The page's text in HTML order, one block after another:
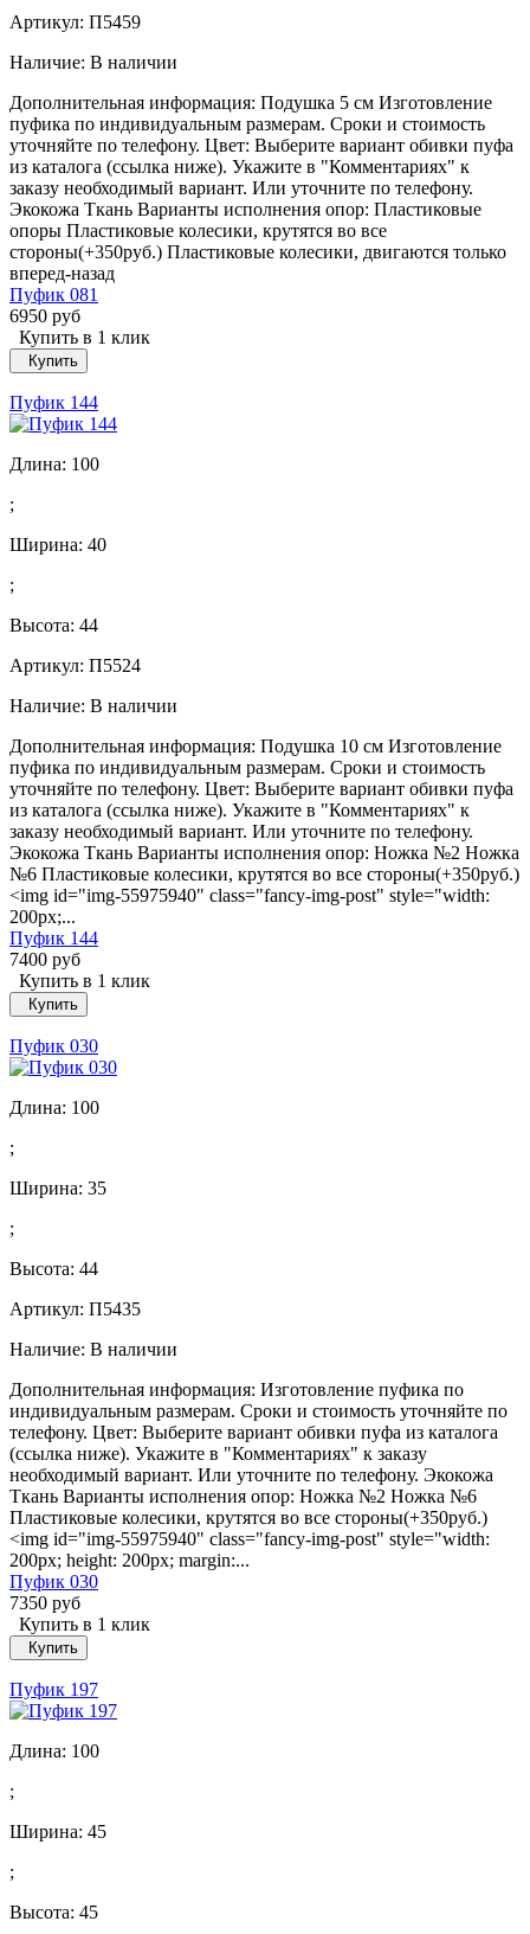
Артикул: П5459
Наличие: В наличии
Дополнительная информация: Подушка 5 см Изготовление
пуфика по индивидуальным размерам. Сроки и стоимость
уточняйте по телефону. Цвет: Выберите вариант обивки пуфа
из каталога (ссылка ниже). Укажите в "Комментариях" к
заказу необходимый вариант. Или уточните по телефону.
Экокожа Ткань Варианты исполнения опор: Пластиковые
опоры Пластиковые колесики, крутятся во все
стороны(+350руб.) Пластиковые колесики, двигаются только
вперед-назад
Пуфик 081
6950 руб
Купить в 1 клик
Купить
Пуфик 144
Длина: 100
;
Ширина: 40
;
Высота: 44
Артикул: П5524
Наличие: В наличии
Дополнительная информация: Подушка 10 см Изготовление
пуфика по индивидуальным размерам. Сроки и стоимость
уточняйте по телефону. Цвет: Выберите вариант обивки пуфа
из каталога (ссылка ниже). Укажите в "Комментариях" к
заказу необходимый вариант. Или уточните по телефону.
Экокожа Ткань Варианты исполнения опор: Ножка №2 Ножка
№6 Пластиковые колесики, крутятся во все стороны(+350руб.)
<img id="img-55975940" class="fancy-img-post" style="width:
200px;...
Пуфик 144
7400 руб
Купить в 1 клик
Купить
Пуфик 030
Длина: 100
;
Ширина: 35
;
Высота: 44
Артикул: П5435
Наличие: В наличии
Дополнительная информация: Изготовление пуфика по
индивидуальным размерам. Сроки и стоимость уточняйте по
телефону. Цвет: Выберите вариант обивки пуфа из каталога
(ссылка ниже). Укажите в "Комментариях" к заказу
необходимый вариант. Или уточните по телефону. Экокожа
Ткань Варианты исполнения опор: Ножка №2 Ножка №6
Пластиковые колесики, крутятся во все стороны(+350руб.)
<img id="img-55975940" class="fancy-img-post" style="width:
200px; height: 200px; margin:...
Пуфик 030
7350 руб
Купить в 1 клик
Купить
Пуфик 197
Длина: 100
;
Ширина: 45
;
Высота: 45